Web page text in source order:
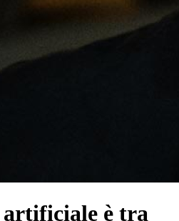
artificiale è tra